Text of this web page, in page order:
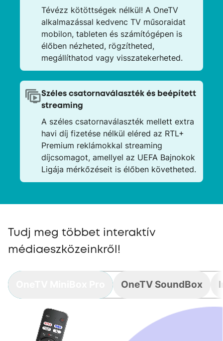
Tévézz kötöttségek nélkül! A OneTV
alkalmazással kedvenc TV műsoraidat
mobilon, tableten és számítógépen is
élőben nézheted, rögzítheted,
megállíthatod vagy visszatekerheted.
Széles csatornaválaszték és beépített
streaming
A széles csatornaválaszték mellett extra
havi díj fizetése nélkül eléred az RTL+
Premium reklámokkal streaming
díjcsomagot, amellyel az UEFA Bajnokok
Ligája mérkőzéseit is élőben követheted.
Tudj meg többet interaktív
médiaeszközeinkről!
OneTV SoundBox